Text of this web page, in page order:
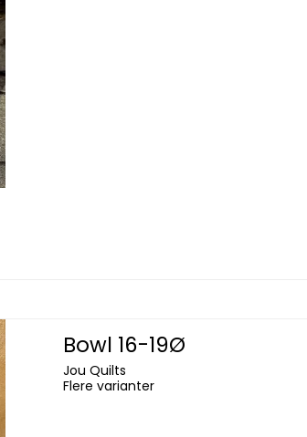
Bowl 16-19Ø
Jou Quilts
Flere varianter